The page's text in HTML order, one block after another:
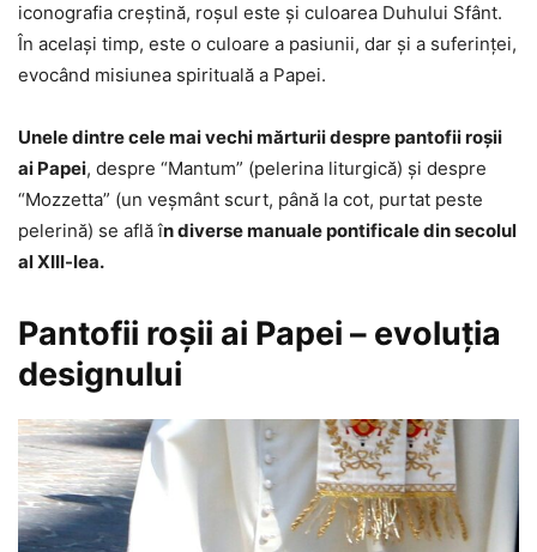
iconografia creștină, roșul este și culoarea Duhului Sfânt.
În acelaşi timp, este o culoare a pasiunii, dar și a suferinței,
evocând misiunea spirituală a Papei.
Unele dintre cele mai vechi mărturii despre pantofii roşii
ai Papei, despre “Mantum” (pelerina liturgică) şi despre
“Mozzetta” (un veşmânt scurt, până la cot, purtat peste
pelerină) se află în diverse manuale pontificale din secolul
al XIII-lea.
Pantofii roşii ai Papei – evoluția
designului